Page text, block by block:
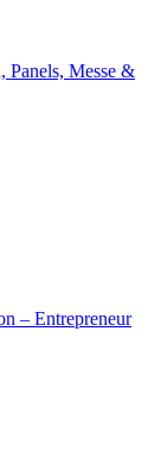
Panels, Messe &
– Entrepreneur